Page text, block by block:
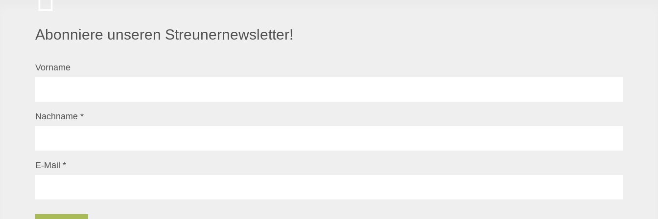
Abonniere unseren Streunernewsletter!
Vorname
Nachname *
E-Mail *